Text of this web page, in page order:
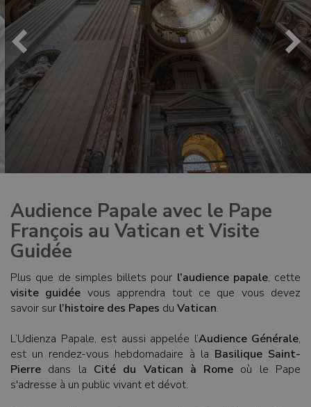
Audience Papale avec le Pape
François au Vatican et Visite
Guidée
Plus que de simples billets pour l’audience papale, cette
visite guidée vous apprendra tout ce que vous devez
savoir sur l’histoire des Papes du Vatican.
L’Udienza Papale, est aussi appelée l’Audience Générale,
est un rendez-vous hebdomadaire à la Basilique Saint-
Pierre dans la Cité du Vatican à Rome où le Pape
s'adresse à un public vivant et dévot.